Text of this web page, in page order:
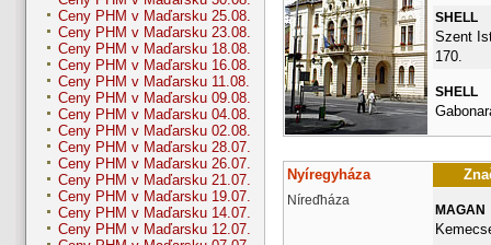
Ceny PHM v Maďarsku 25.08.
Ceny PHM v Maďarsku 23.08.
Ceny PHM v Maďarsku 18.08.
Ceny PHM v Maďarsku 16.08.
Ceny PHM v Maďarsku 11.08.
Ceny PHM v Maďarsku 09.08.
Ceny PHM v Maďarsku 04.08.
Ceny PHM v Maďarsku 02.08.
Ceny PHM v Maďarsku 28.07.
Ceny PHM v Maďarsku 26.07.
Ceny PHM v Maďarsku 21.07.
Ceny PHM v Maďarsku 19.07.
Ceny PHM v Maďarsku 14.07.
Ceny PHM v Maďarsku 12.07.
SHELL
Szent
170.
SHELL
Nyíregyháza
Níreďháza
MAGAN